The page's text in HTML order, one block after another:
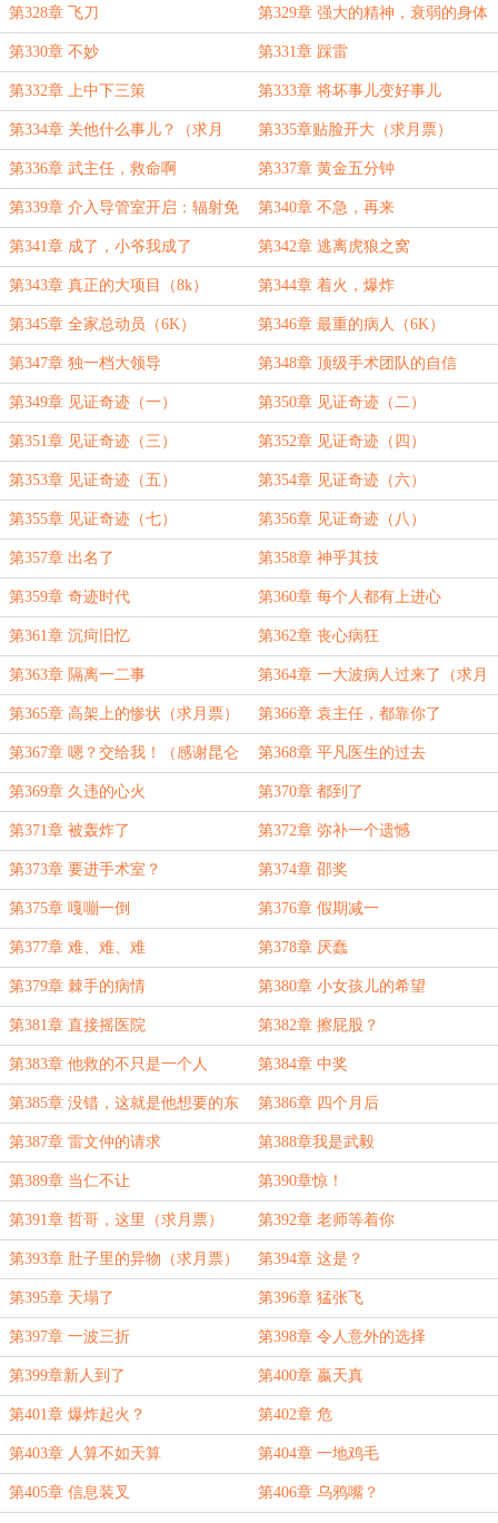
得
第328章 飞刀 第329章 强大的精神，衰弱的身体
第330章 不妙 第331章 踩雷
第332章 上中下三策 第333章 将坏事儿变好事儿
第334章 关他什么事儿？（求月
票）
第335章贴脸开大（求月票）
第336章 武主任，救命啊 第337章 黄金五分钟
第339章 介入导管室开启：辐射免
疫
第340章 不急，再来
第341章 成了，小爷我成了 第342章 逃离虎狼之窝
第343章 真正的大项目（8k） 第344章 着火，爆炸
第345章 全家总动员（6K） 第346章 最重的病人（6K）
第347章 独一档大领导 第348章 顶级手术团队的自信
第349章 见证奇迹（一） 第350章 见证奇迹（二）
第351章 见证奇迹（三） 第352章 见证奇迹（四）
第353章 见证奇迹（五） 第354章 见证奇迹（六）
第355章 见证奇迹（七） 第356章 见证奇迹（八）
第357章 出名了 第358章 神乎其技
第359章 奇迹时代 第360章 每个人都有上进心
第361章 沉疴旧忆 第362章 丧心病狂
第363章 隔离一二事 第364章 一大波病人过来了（求月
票）
第365章 高架上的惨状（求月票） 第366章 袁主任，都靠你了
第367章 嗯？交给我！（感谢昆仑
护法））
第368章 平凡医生的过去
第369章 久违的心火 第370章 都到了
第371章 被轰炸了 第372章 弥补一个遗憾
第373章 要进手术室？ 第374章 邵奖
第375章 嘎嘣一倒 第376章 假期减一
第377章 难、难、难 第378章 厌蠢
第379章 棘手的病情 第380章 小女孩儿的希望
第381章 直接摇医院 第382章 擦屁股？
第383章 他救的不只是一个人 第384章 中奖
第385章 没错，这就是他想要的东
西
第386章 四个月后
第387章 雷文仲的请求 第388章我是武毅
第389章 当仁不让 第390章惊！
第391章 哲哥，这里（求月票） 第392章 老师等着你
第393章 肚子里的异物（求月票） 第394章 这是？
第395章 天塌了 第396章 猛张飞
第397章 一波三折 第398章 令人意外的选择
第399章新人到了 第400章 嬴天真
第401章 爆炸起火？ 第402章 危
第403章 人算不如天算 第404章 一地鸡毛
第405章 信息装叉 第406章 乌鸦嘴？